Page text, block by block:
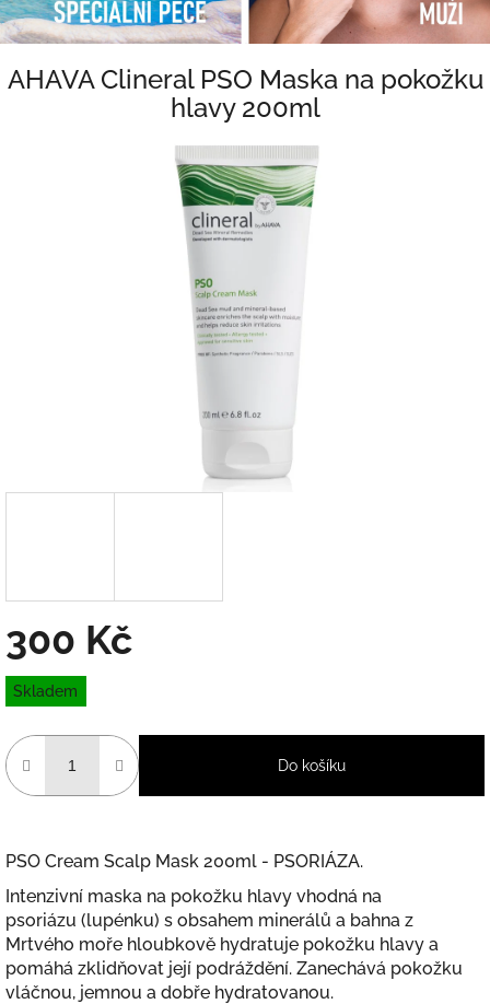
AHAVA Clineral PSO Maska na pokožku
hlavy 200ml
300 Kč
Měrná
cena:
Skladem
Do košíku
PSO Cream Scalp Mask 200ml - PSORIÁZA.
Intenzivní maska na pokožku hlavy vhodná na
psoriázu (lupénku) s obsahem minerálů a bahna z
Mrtvého moře hloubkově hydratuje pokožku hlavy a
pomáhá zklidňovat její podráždění. Zanechává pokožku
vláčnou, jemnou a dobře hydratovanou.